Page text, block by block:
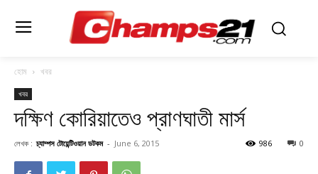
হোম খবর
খবর
দক্ষিণ কোরিয়াতেও প্রাণঘাতী মার্স
লেখক : চ্যাম্পস টোয়েন্টিওয়ান ডটকম - June 6, 2015 0
986